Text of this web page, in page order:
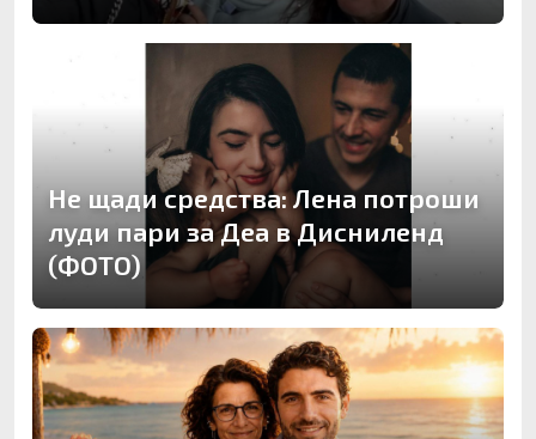
Не щади средства: Лена потроши
луди пари за Деа в Дисниленд
(ФОТО)